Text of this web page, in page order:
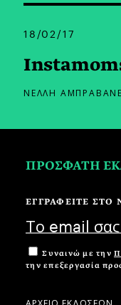
18/02/17
ΝΕΛΛΗ
ΠΡΟΣΦΑΤΗ
ΕΓΓΡΑΦΕΙΤΕ ΣΤΟ
Συναινώ με την
την επεξεργασία
ΑΡΧΕΙΟ ΕΚΔΟΣΕΩΝ